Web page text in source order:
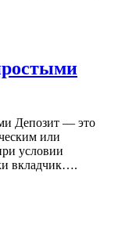
Депозит — это
или
условии
вкладчик….